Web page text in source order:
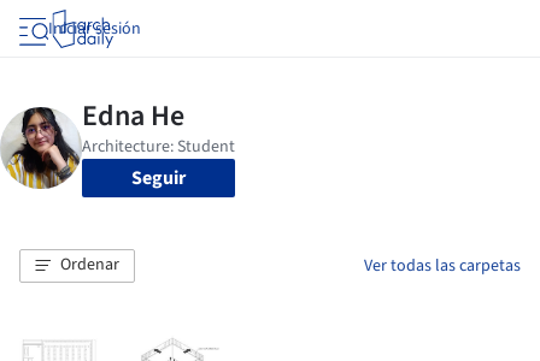
Iniciar sesión
Seguir
Ordenar Ver todas las carpetas